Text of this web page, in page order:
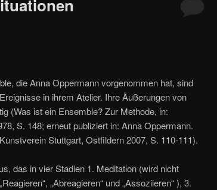
die Anna Oppermann vorgenommen hat, sind
in ihrem Atelier. Ihre Äußerungen von
(Was ist ein Ensemble? Zur Methode, in:
S. 148; erneut publiziert in: Anna Oppermann.
Stuttgart, Ostfildern 2007, S. 110-111).
das in vier Stadien 1. Meditation (wird nicht
„Abreagieren“ und „Assoziieren“ ), 3.